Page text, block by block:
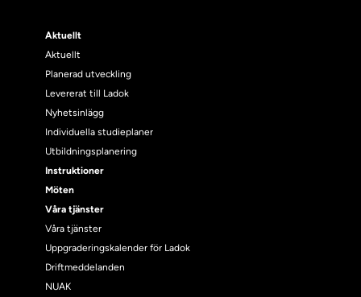
Aktuellt
Aktuellt
Planerad utveckling
Levererat till Ladok
Nyhetsinlägg
Individuella studieplaner
Utbildningsplanering
Instruktioner
Möten
Våra tjänster
Våra tjänster
Uppgraderingskalender för Ladok
Driftmeddelanden
NUAK